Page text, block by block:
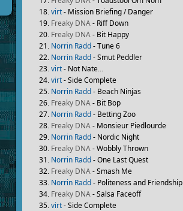
virt- Mission Briefing / Danger
Freaky DNA- Riff Down
Freaky DNA- Bit Happy
Norrin Radd- Tune 6
Norrin Radd- Smut Peddler
virt- Not Nate...
virt- Side Complete
Norrin Radd- Beach Ninjas
Freaky DNA- Bit Bop
Norrin Radd- Betting Zoo
Freaky DNA- Monsieur Piedlourde
Norrin Radd- Nordic Night
Freaky DNA- Wobbly Thrown
Norrin Radd- One Last Quest
Freaky DNA- Smash Me
Norrin Radd- Politeness and Friendship
Freaky DNA- Salsa Faceoff
virt- Side Complete